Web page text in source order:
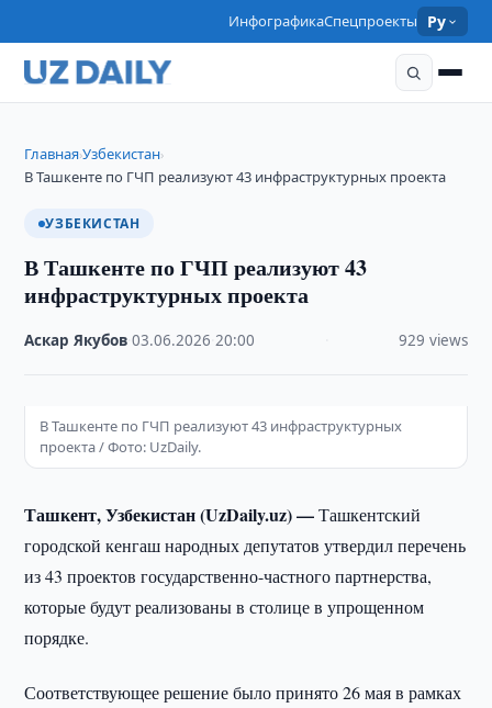
ИнфографикаСпецпроекты Ру
Главная›Узбекистан›
В Ташкенте по ГЧП реализуют 43 инфраструктурных проекта
УЗБЕКИСТАН
В Ташкенте по ГЧП реализуют 43
инфраструктурных проекта
Аскар Якубов ·03.06.2026 ·20:00 929 views
В Ташкенте по ГЧП реализуют 43 инфраструктурных
проекта / Фото: UzDaily.
Ташкент, Узбекистан (UzDaily.uz) —Ташкентский
городской кенгаш народных депутатов утвердил перечень
из 43 проектов государственно-частного партнерства,
которые будут реализованы в столице в упрощенном
порядке.
Соответствующее решение было принято 26 мая в рамках